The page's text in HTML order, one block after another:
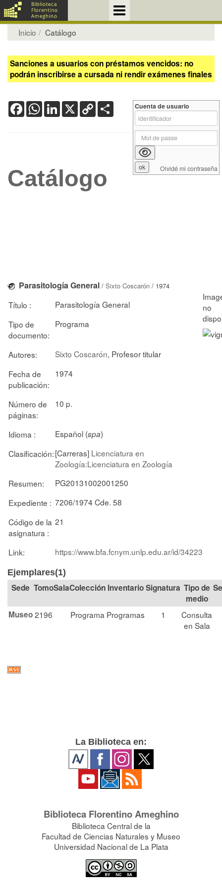
Inicio Catálogo
Sanciones a usuarios con préstamos vencidos: no
podrán inscribirse a cursada ni rendir exámenes finales
FacebookWhatsApp
LinkedIn
X Copy
Link
Catálogo
Parasitología General / Sixto Coscarón / 1974
Título :
Parasitología General
Tipo de
documento:
Programa
Autores: Sixto Coscarón, Profesor titular
Fecha de
publicación:
1974
Número de
páginas:
10 p.
Idioma : Español (spa)
Clasificación:[Carreras] Licenciatura en
Zoología:Licenciatura en Zoología
Resumen:
PG20131002001250
Expediente : 7206/1974 Cde. 58
Código de la
asignatura :
21
Link: https://www.bfa.fcnym.unlp.edu.ar/id/34223
Ejemplares(1)
TomoSalaColección Signatura Tipo de
medio
Museo2196 Programa Programas 1
Consulta
en Sala
Cuenta de usuario
Olvidé mi contraseña
La Biblioteca en:
Biblioteca Florentino Ameghino
Biblioteca Central de la
Facultad de Ciencias Naturales y Museo
Universidad Nacional de La Plata